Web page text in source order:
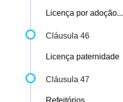
Licença por adoção...
Cláusula 46
Licença paternidade
Cláusula 47